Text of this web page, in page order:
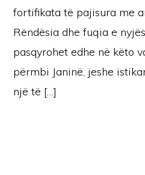
fortifikata të pajisura me
Rëndësia dhe fuqia e
pasqyrohet edhe në këto
përmbi Janinë, jeshe
një të […]